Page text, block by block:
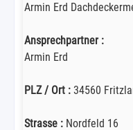
Armin Erd
Ansprechpartner :
Armin Erd
PLZ / Ort :34560
Strasse :Nordfeld 16